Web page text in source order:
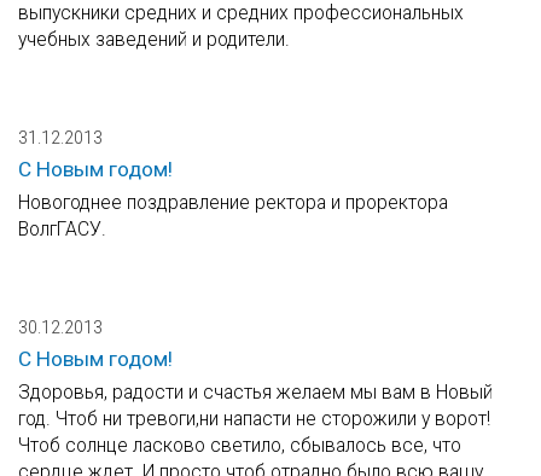
выпускники средних и средних профессиональных
учебных заведений и родители.
31.12.2013
С Новым годом!
Новогоднее поздравление ректора и проректора
ВолгГАСУ.
30.12.2013
С Новым годом!
Здоровья, радости и счастья желаем мы вам в Новый
год. Чтоб ни тревоги,ни напасти не сторожили у ворот!
Чтоб солнце ласково светило, сбывалось все, что